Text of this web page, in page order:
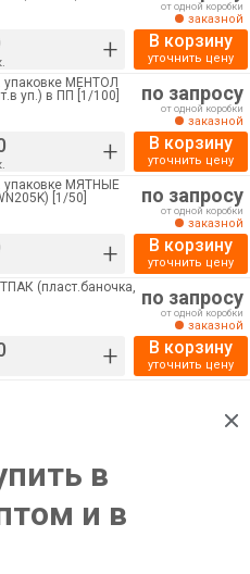
+
от одной коробки
заказной
В корзину
уточнить цену
упаковке МЕНТОЛ
уп.) в ПП [1/100]
+
по запросу
от одной коробки
заказной
В корзину
уточнить цену
упаковке МЯТНЫЕ
[1/50]
+
по запросу
от одной коробки
заказной
В корзину
уточнить цену
(пласт.баночка,
+
по запросу
от одной коробки
заказной
В корзину
уточнить цену
в
и в